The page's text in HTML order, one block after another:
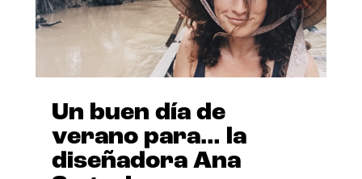
Un buen día de
verano para… la
diseñadora Ana